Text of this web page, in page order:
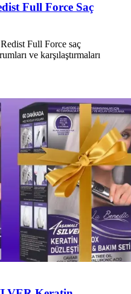
Full Force Saç
Full Force saç
ve karşılaştırmaları